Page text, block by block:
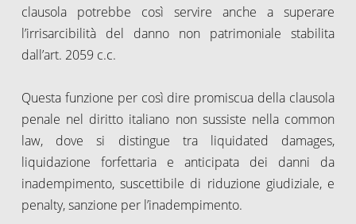
clausola potrebbe così servire anche a superare
l’irrisarcibilità del danno non patrimoniale stabilita
dall’art. 2059 c.c.
Questa funzione per così dire promiscua della clausola
penale nel diritto italiano non sussiste nella common
law, dove si distingue tra liquidated damages,
liquidazione forfettaria e anticipata dei danni da
inadempimento, suscettibile di riduzione giudiziale, e
penalty, sanzione per l’inadempimento.